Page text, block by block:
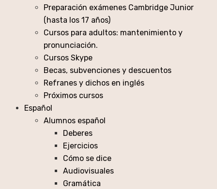
Preparación exámenes Cambridge Junior
(hasta los 17 años)
Cursos para adultos: mantenimiento y
pronunciación.
Cursos Skype
Becas, subvenciones y descuentos
Refranes y dichos en inglés
Próximos cursos
Español
Alumnos español
Deberes
Ejercicios
Cómo se dice
Audiovisuales
Gramática